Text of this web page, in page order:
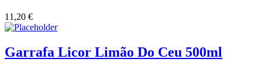
Vinho na Talha
11,20 €
Garrafa Licor Limão Do Ceu 500ml